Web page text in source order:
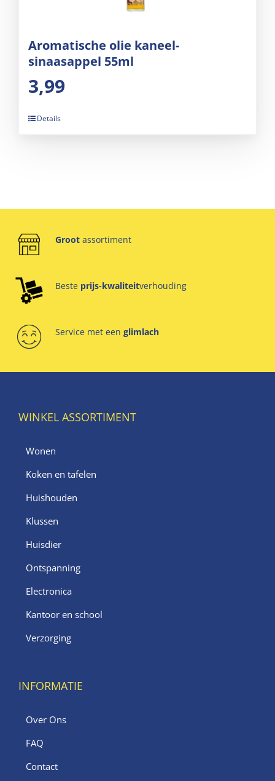
Aromatische olie kaneel-
sinaasappel 55ml
3,99
Details
Groot assortiment
Beste prijs-kwaliteitverhouding
Service met een glimlach
WINKEL ASSORTIMENT
Wonen
Koken en tafelen
Huishouden
Klussen
Huisdier
Ontspanning
Electronica
Kantoor en school
Verzorging
INFORMATIE
Over Ons
FAQ
Contact